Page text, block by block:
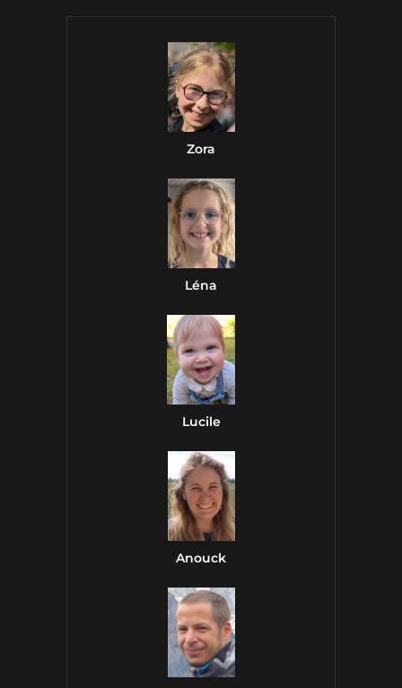
Zora
Léna
Lucile
Anouck